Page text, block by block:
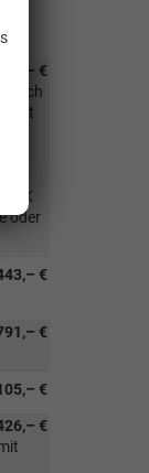
357,– €
auch
mit
6XK
oder
€
€
€
€